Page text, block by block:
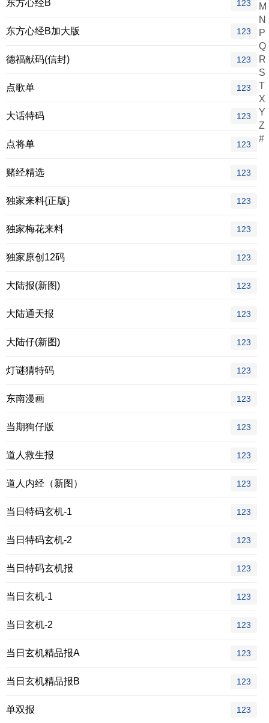
东方心经B 123
东方心经B加大版 123
德福献码(信封) 123
点歌单 123
大话特码 123
点将单 123
赌经精选 123
独家来料{正版} 123
独家梅花来料 123
独家原创12码 123
大陆报(新图) 123
大陆通天报 123
大陆仔(新图) 123
灯谜猜特码 123
东南漫画 123
当期狗仔版 123
道人救生报 123
道人内经（新图） 123
当日特码玄机-1 123
当日特码玄机-2 123
当日特码玄机报 123
当日玄机-1 123
当日玄机-2 123
当日玄机精品报A 123
当日玄机精品报B 123
单双报 123
M
N
P
Q
R
S
T
X
Y
Z
#